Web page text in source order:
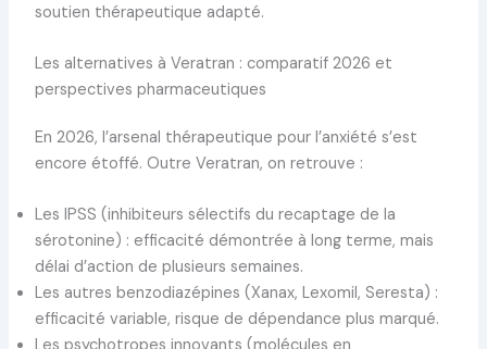
soutien thérapeutique adapté.
Les alternatives à Veratran : comparatif 2026 et
perspectives pharmaceutiques
En 2026, l’arsenal thérapeutique pour l’anxiété s’est
encore étoffé. Outre Veratran, on retrouve :
Les IPSS (inhibiteurs sélectifs du recaptage de la
sérotonine) : efficacité démontrée à long terme, mais
délai d’action de plusieurs semaines.
Les autres benzodiazépines (Xanax, Lexomil, Seresta) :
efficacité variable, risque de dépendance plus marqué.